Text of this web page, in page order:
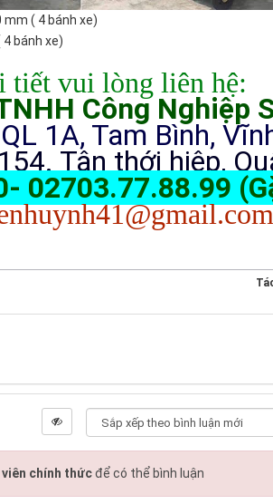
mm ( 4 bánh xe)
bánh xe)
tiết vui lòng liên hệ:
Công Nghiệp
1A, Tam Bình,
Tân thới hiệp,
02703.77.88.99
chính thứcđể có thể bình luận